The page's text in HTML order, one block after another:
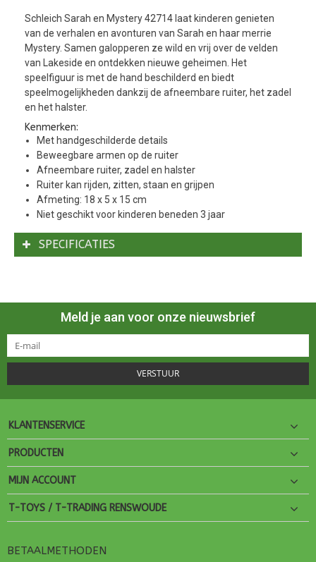
Schleich Sarah en Mystery 42714 laat kinderen genieten
van de verhalen en avonturen van Sarah en haar merrie
Mystery. Samen galopperen ze wild en vrij over de velden
van Lakeside en ontdekken nieuwe geheimen. Het
speelfiguur is met de hand beschilderd en biedt
speelmogelijkheden dankzij de afneembare ruiter, het zadel
en het halster.
Kenmerken:
Met handgeschilderde details
Beweegbare armen op de ruiter
Afneembare ruiter, zadel en halster
Ruiter kan rijden, zitten, staan en grijpen
Afmeting: 18 x 5 x 15 cm
Niet geschikt voor kinderen beneden 3 jaar
SPECIFICATIES
Meld je aan voor onze nieuwsbrief
VERSTUUR
KLANTENSERVICE
PRODUCTEN
MIJN ACCOUNT
T-TOYS / T-TRADING RENSWOUDE
BETAALMETHODEN